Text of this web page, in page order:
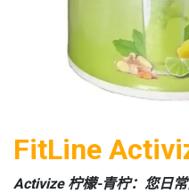
FitLine
Activize 柠檬-青柠：您日